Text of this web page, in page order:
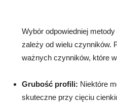
Wybór odpowiedniej
zależy od wielu czynników.
ważnych czynników, które
Grubość profili: Niektóre
skuteczne przy cięciu